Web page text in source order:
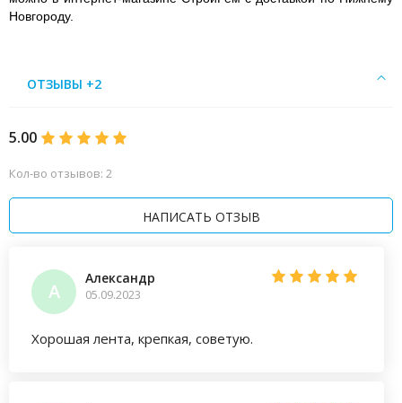
Новгороду.
ОТЗЫВЫ +2
5.00
Кол-во отзывов: 2
НАПИСАТЬ ОТЗЫВ
А
Александр
05.09.2023
Хорошая лента, крепкая, советую.